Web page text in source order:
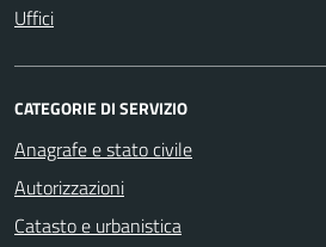
Uffici
CATEGORIE DI SERVIZIO
Anagrafe e stato civile
Autorizzazioni
Catasto e urbanistica